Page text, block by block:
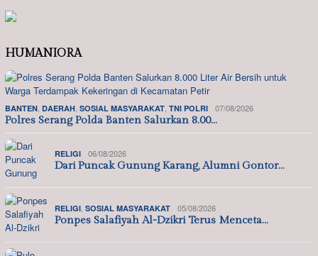
HUMANIORA
BANTEN, DAERAH, SOSIAL MASYARAKAT, TNI POLRI 07/08/2026
Polres Serang Polda Banten Salurkan 8.00…
RELIGI 06/08/2026
Dari Puncak Gunung Karang, Alumni Gontor…
RELIGI, SOSIAL MASYARAKAT 05/08/2026
Ponpes Salafiyah Al-Dzikri Terus Menceta…